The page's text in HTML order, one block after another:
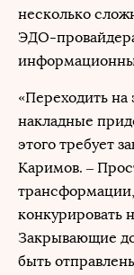
несколько
ЭДО-
«Переходить
накладные
этого требует
Каримов. –
конкурировать
Закрывающие
быть